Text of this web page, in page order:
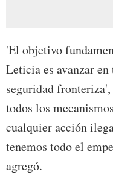
'El objetivo
Leticia es avanzar
seguridad
todos los
cualquier acción
tenemos todo el
agregó.